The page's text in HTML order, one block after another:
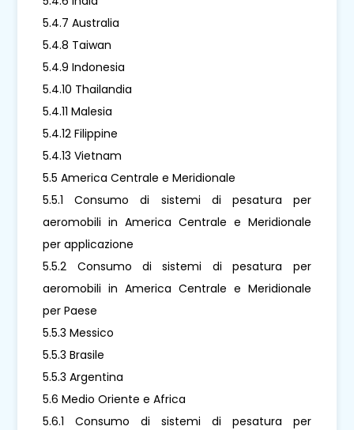
5.4.7 Australia
5.4.8 Taiwan
5.4.9 Indonesia
5.4.10 Thailandia
5.4.11 Malesia
5.4.12 Filippine
5.4.13 Vietnam
5.5 America Centrale e Meridionale
5.5.1 Consumo di sistemi di pesatura per
aeromobili in America Centrale e Meridionale
per applicazione
5.5.2 Consumo di sistemi di pesatura per
aeromobili in America Centrale e Meridionale
per Paese
5.5.3 Messico
5.5.3 Brasile
5.5.3 Argentina
5.6 Medio Oriente e Africa
5.6.1 Consumo di sistemi di pesatura per